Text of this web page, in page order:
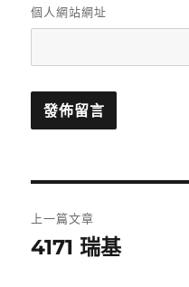
個人網站網址
章
上一篇文章
上
4171 瑞基